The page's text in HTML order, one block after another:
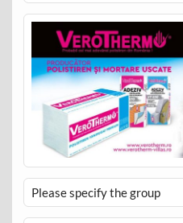
Please specify the group